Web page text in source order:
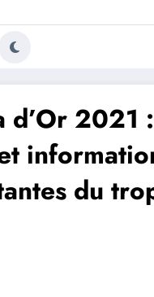
Trivela
d’Or 2021
du